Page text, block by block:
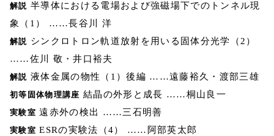
解説 半導体における電場および強磁場下でのトンネル現
象（1） ……長谷川 洋
解説 シンクロトロン軌道放射を用いる固体分光学（2）
……佐川 敬・井口裕夫
解説 液体金属の物性（1）後編 ……遠藤裕久・渡部三雄
初等固体物理講座 結晶の外形と成長 ……桐山良一
実験室 遠赤外の検出 ……三石明善
実験室 ESRの実験法（4） ……阿部英太郎